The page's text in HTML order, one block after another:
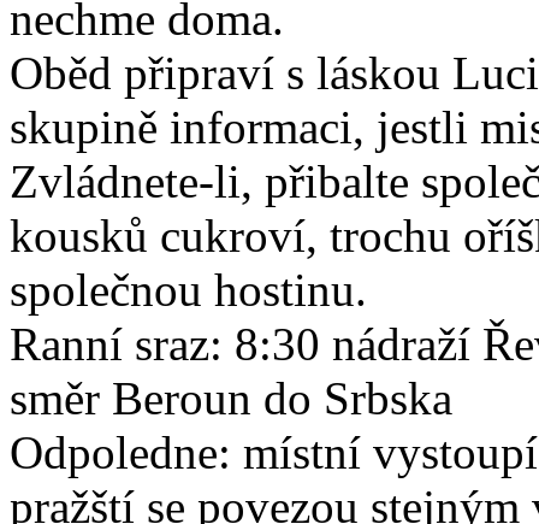
nechme doma.
Oběd připraví s láskou
skupině informaci, jestli
Zvládnete-li, přibalte
kousků cukroví, trochu
společnou hostinu.
Ranní sraz: 8:30 nádraží
směr Beroun do Srbska
Odpoledne: místní
pražští se povezou